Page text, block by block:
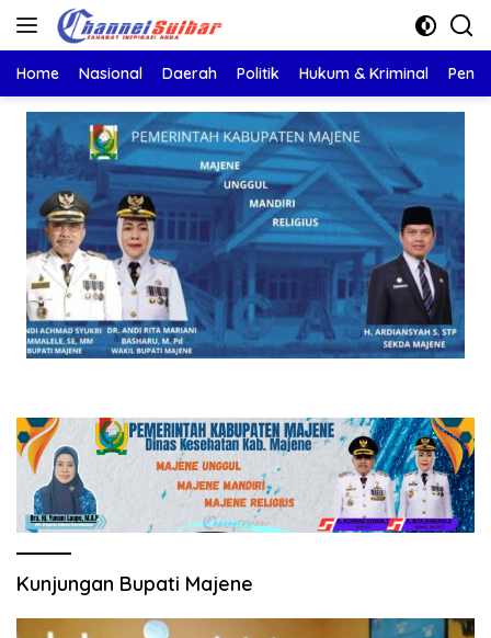
Langsung
Home Nasional Daerah Politik Hukum & Kriminal
Kunjungan Bupati Majene